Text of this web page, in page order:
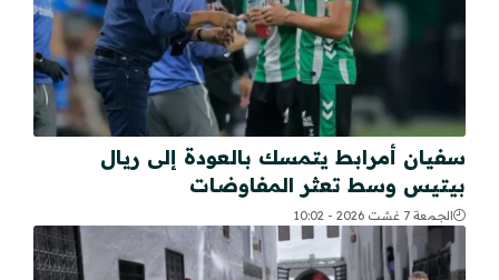
سفيان أمرابط يتمسك بالعودة إلى ريال
بيتيس وسط تعثر المفاوضات
الجمعة 7 غشت 2026 - 10:02